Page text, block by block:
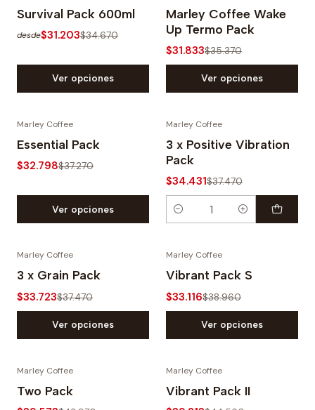
-10%
Survival Pack 600ml
desde$31.203$34.670
Ver opciones
-10%
Marley Coffee Wake
Up Termo Pack
$31.833$35.370
Ver opciones
-12%
Marley Coffee
Essential Pack
$32.798$37.270
Ver opciones
-8%
Marley Coffee
3 x Positive Vibration
Pack
$34.431$37.470
Cantidad
-10%
Marley Coffee
3 x Grain Pack
$33.723$37.470
Ver opciones
-15%
Marley Coffee
Vibrant Pack S
$33.116$38.960
Ver opciones
-10%
Marley Coffee
Two Pack -12%
Marley Coffee
Vibrant Pack II